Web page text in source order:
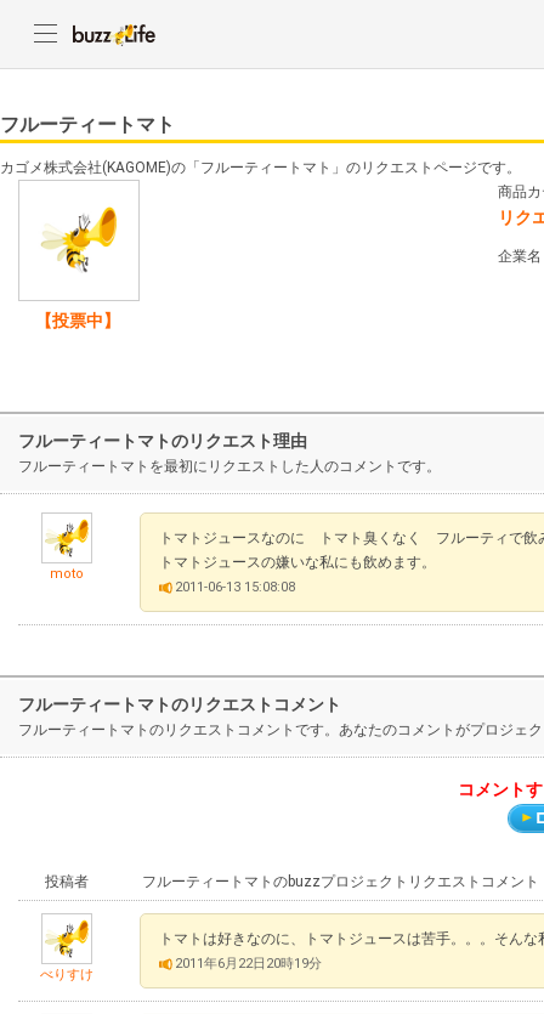
フルーティートマト
カゴメ株式会社(KAGOME)の「フルーティートマト」のリクエストページです。
【投票中】
商品
リク
企業
フルーティートマトのリクエスト理由
フルーティートマトを最初にリクエストした人のコメントです。
moto
トマトジュースなのに トマト臭くなく フルーティで飲
トマトジュースの嫌いな私にも飲めます。
2011-06-13 15:08:08
フルーティートマトのリクエストコメント
フルーティートマトのリクエストコメントです。あなたのコメントがプロジェ
コメント
投稿者 フルーティートマトのbuzzプロジェクトリクエストコメント
べりすけ
トマトは好きなのに、トマトジュースは苦手。。。そん
2011年6月22日20時19分